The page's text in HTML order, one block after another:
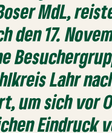
MdL,
den 17.
Lahr
um sich vor
Eindruck